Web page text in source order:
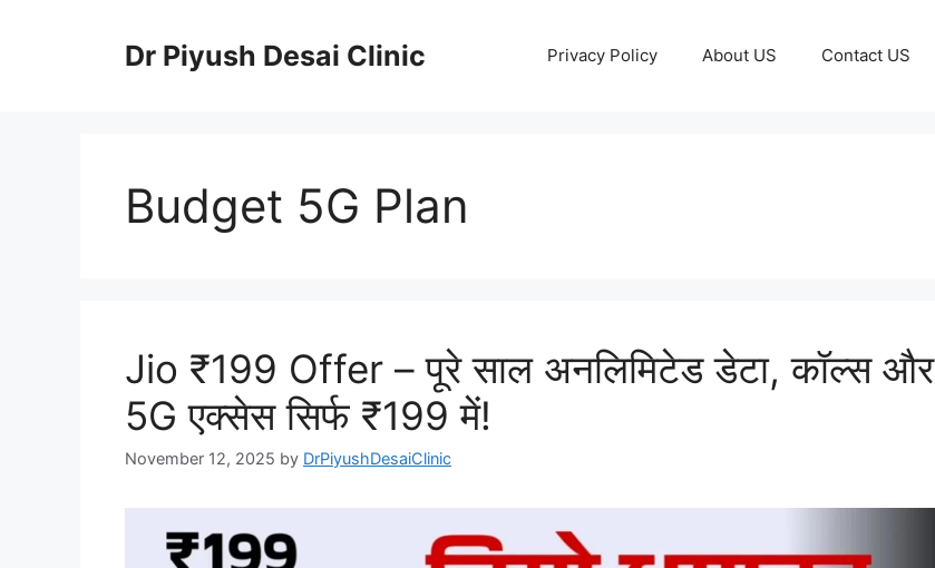
Dr Piyush Desai Clinic Privacy Policy About US Contact US
Budget 5G Plan
Jio ₹199 Offer – पूरे साल अनलिमिटेड डेटा, कॉल्स और
5G एक्सेस सिर्फ ₹199 में!
November 12, 2025 by DrPiyushDesaiClinic